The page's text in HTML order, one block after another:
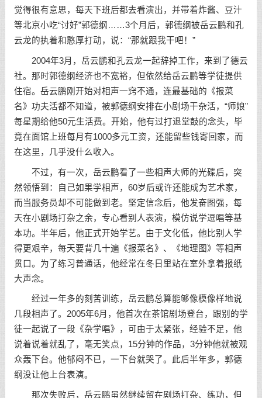
觉得很有意思，每天下班后都去看演出，并带着炸酱、豆汁
等北京小吃“讨好”郭德纲……3个月后，郭德纲被岳云鹏和孔
云龙的执着和憨厚打动，说：“那就跟我干吧！”
2004年3月，岳云鹏和孔云龙一起辞掉工作，来到了德云
社。那时郭德纲经济也不宽裕，但依然给岳云鹏等学徒提供
住宿。岳云鹏刚开始对相声一窍不通，连最基础的《报菜
名》功夫活都不知道，被郭德纲安排在小剧场干杂活，“师娘”
每星期给他50元生活费。开始，他有过打退堂鼓的念头，毕
竟在面馆上班每月有1000多元工资，还能留些钱寄回家，而
在这里，几乎没什么收入。
不过，有一次，岳云鹏看了一些相声大师的光碟后，突
然领悟到：自己如果学相声，60岁后或许还能成为艺术家，
而当服务员却不可能做到老。坚定信念后，他发奋图强，每
天在小剧场打杂之余，专心看别人表演，模仿说学逗唱等基
本功。半年后，他正式开始学艺。由于文化低，他比别人学
得更艰辛，每天要背几十遍《报菜名》、《地理图》等相声
贯口。为了练习普通话，他经常在冬日里站在室外拿着报纸
大声念。
经过一年多的刻苦训练，岳云鹏总算能够像模像样地说
几段相声了。2005年6月，他首次在茶馆剧场登台，跟别的学
徒一起说了一段《杂学唱》，可由于太紧张，经验不足，他
说着说着就乱了，毫无笑点，15分钟的作品，3分钟他就被观
众轰下台。他郁闷不已，一下台就哭了。此后半年多，郭德
纲没让他上台表演。
那次失败后，岳云鹏虽然继续留在剧场打杂、练功，但